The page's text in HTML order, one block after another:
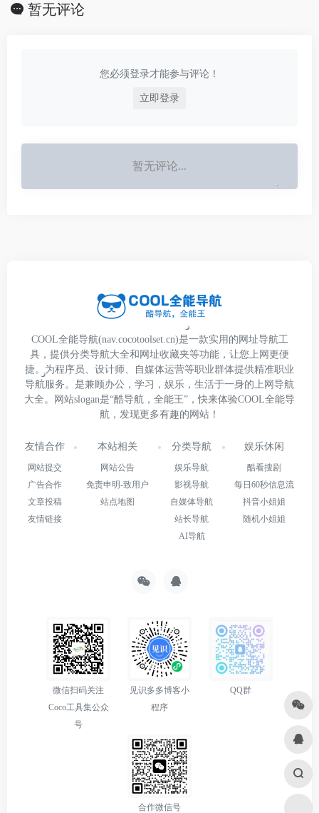
暂无评论
您必须登录才能参与评论！
立即登录
暂无评论...
COOL全能导航(nav.cocotoolset.cn)是一款实用的网址导航工
具，提供分类导航大全和网址收藏夹等功能，让您上网更便
捷。为程序员、设计师、自媒体运营等职业群体提供精准职业
导航服务。是兼顾办公，学习，娱乐，生活于一身的上网导航
大全。网站slogan是“酷导航，全能王”，快来体验COOL全能导
航，发现更多有趣的网站！
友情合作
网站提交
广告合作
文章投稿
友情链接
本站相关
网站公告
免责申明-致用户
站点地图
分类导航
娱乐导航
影视导航
自媒体导航
站长导航
AI导航
娱乐休闲
酷看搜剧
每日60秒信息流
抖音小姐姐
随机小姐姐
微信扫码关注
Coco工具集公众
号
见识多多博客小
程序
QQ群
合作微信号